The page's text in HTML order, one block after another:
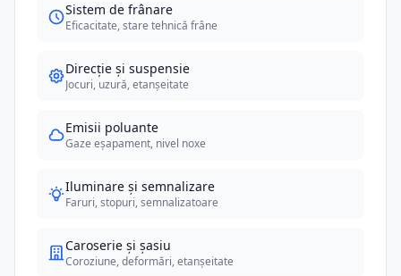
Sistem de frânare
Eficacitate, stare tehnică frâne
Direcție și suspensie
Jocuri, uzură, etanșeitate
Emisii poluante
Gaze eșapament, nivel noxe
Iluminare și semnalizare
Faruri, stopuri, semnalizatoare
Caroserie și șasiu
Coroziune, deformări, etanșeitate